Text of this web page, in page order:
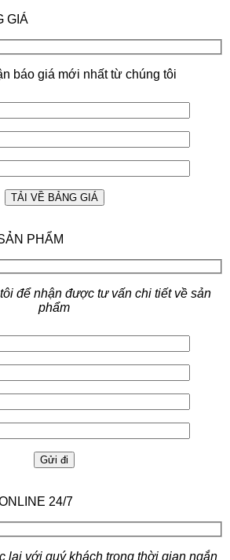
GIÁ
báo giá mới nhất từ chúng tôi
PHẨM
để nhận được tư vấn chi tiết về sản
phẩm
24/7
lại với quý khách trong thời gian ngắn